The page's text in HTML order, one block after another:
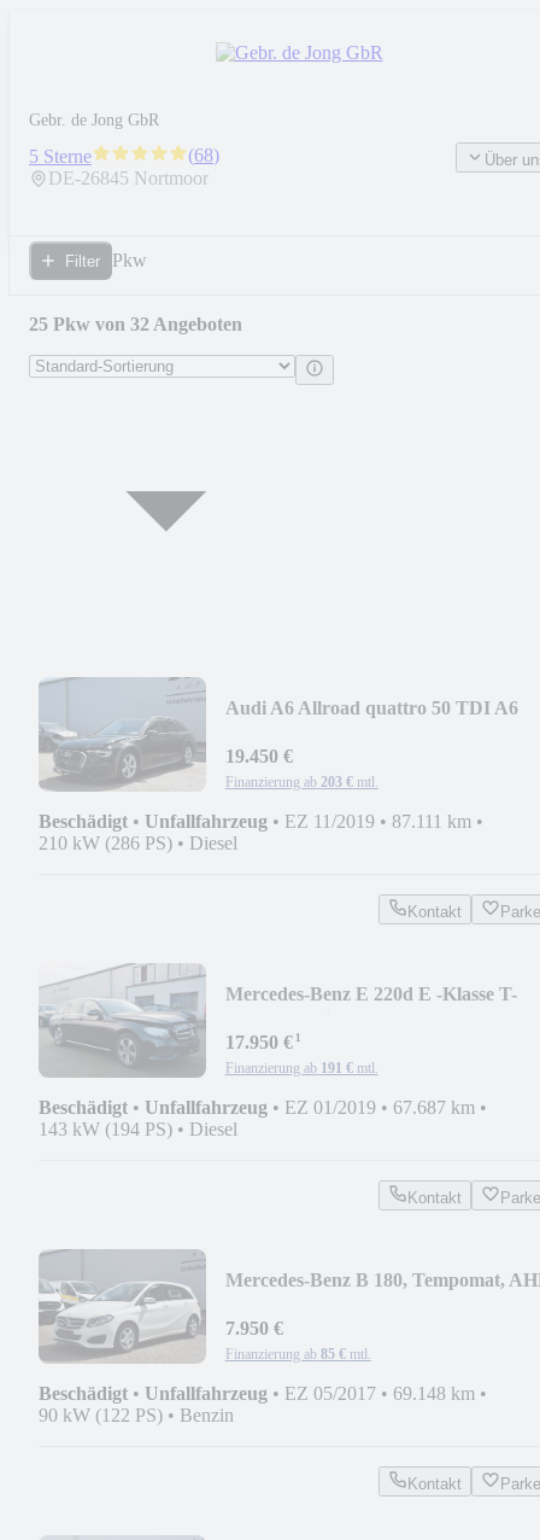
Gebr. de Jong GbR
5 Sterne (68)
DE-26845 Nortmoor
Über
Filter Pkw
25 Pkw von 32 Angeboten
Audi A6 Allroad quattro 50 TDI A6
19.450 €
Finanzierung ab 203 € mtl.
Beschädigt • Unfallfahrzeug • EZ 11/2019 • 87.111 km •
210 kW (286 PS) • Diesel
Kontakt
Mercedes-Benz E 220d E -Klasse T-
17.950 €¹
Finanzierung ab 191 € mtl.
Beschädigt • Unfallfahrzeug • EZ 01/2019 • 67.687 km •
143 kW (194 PS) • Diesel
Kontakt
Mercedes-Benz B 180, Tempomat,
7.950 €
Finanzierung ab 85 € mtl.
Beschädigt • Unfallfahrzeug • EZ 05/2017 • 69.148 km •
90 kW (122 PS) • Benzin
Kontakt